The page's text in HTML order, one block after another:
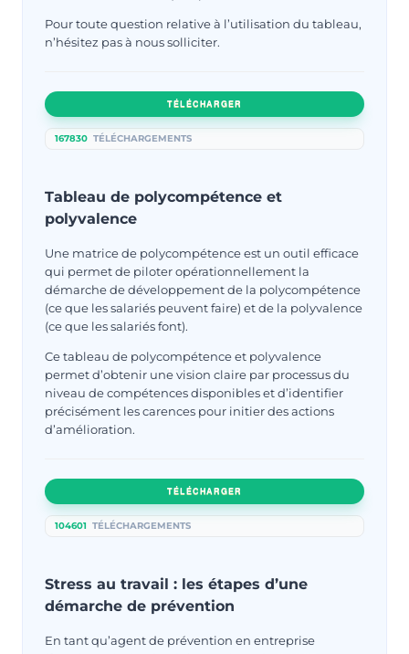
Pour toute question relative à l’utilisation du tableau,
n’hésitez pas à nous solliciter.
TÉLÉCHARGER
167830 TÉLÉCHARGEMENTS
Tableau de polycompétence et
polyvalence
Une matrice de polycompétence est un outil efficace
qui permet de piloter opérationnellement la
démarche de développement de la polycompétence
(ce que les salariés peuvent faire) et de la polyvalence
(ce que les salariés font).
Ce tableau de polycompétence et polyvalence
permet d’obtenir une vision claire par processus du
niveau de compétences disponibles et d’identifier
précisément les carences pour initier des actions
d’amélioration.
TÉLÉCHARGER
104601 TÉLÉCHARGEMENTS
Stress au travail : les étapes d’une
démarche de prévention
En tant qu’agent de prévention en entreprise